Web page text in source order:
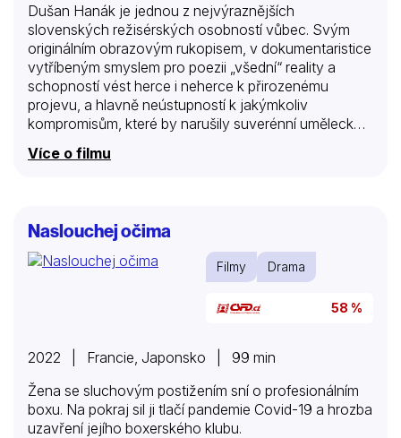
Dušan Hanák je jednou z nejvýraznějších
slovenských režisérských osobností vůbec. Svým
originálním obrazovým rukopisem, v dokumentaristice
vytříbeným smyslem pro poezii „všední“ reality a
schopností vést herce i neherce k přirozenému
projevu, a hlavně neústupností k jakýmkoliv
kompromisům, které by narušily suverénní uměleckou
Vláčila. S odstupem času – více než dvacet let –
suverénní osobnostní tvorby v rybníce ideologicky
zakalených „tvůrčích“ počinů… Ružové sny jsou
směšnosmutným poetickým vyprávěním o lásce
je malá, všichni se tu znají a Jakub jako by byl
žije na okraji, v…
Více o filmu
Naslouchej očima
Filmy Drama
58 %
2022 | Francie, Japonsko | 99 min
Žena se sluchovým postižením sní o profesionálním
boxu. Na pokraj sil ji tlačí pandemie Covid-19 a hrozba
uzavření jejího boxerského klubu.